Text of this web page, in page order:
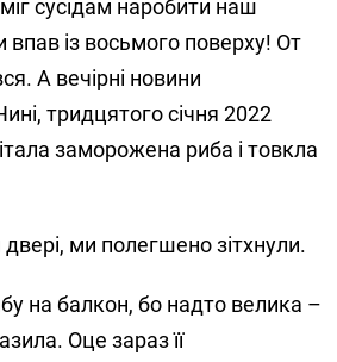
міг сусідам наробити наш
впав із восьмого поверху! От
А вечірні новини
тридцятого січня 2022
заморожена риба і товкла
ми полегшено зітхнули.
на балкон, бо надто велика –
Оце зараз її